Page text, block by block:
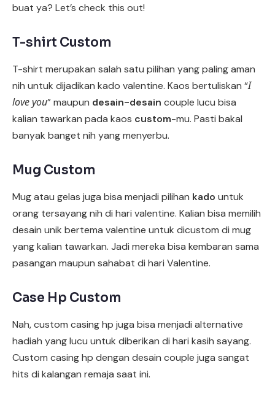
buat ya? Let’s check this out!
T-shirt Custom
T-shirt merupakan salah satu pilihan yang paling aman
nih untuk dijadikan kado valentine. Kaos bertuliskan “I
love you” maupun desain-desain couple lucu bisa
kalian tawarkan pada kaos custom-mu. Pasti bakal
banyak banget nih yang menyerbu.
Mug Custom
Mug atau gelas juga bisa menjadi pilihan kado untuk
orang tersayang nih di hari valentine. Kalian bisa memilih
desain unik bertema valentine untuk dicustom di mug
yang kalian tawarkan. Jadi mereka bisa kembaran sama
pasangan maupun sahabat di hari Valentine.
Case Hp Custom
Nah, custom casing hp juga bisa menjadi alternative
hadiah yang lucu untuk diberikan di hari kasih sayang.
Custom casing hp dengan desain couple juga sangat
hits di kalangan remaja saat ini.